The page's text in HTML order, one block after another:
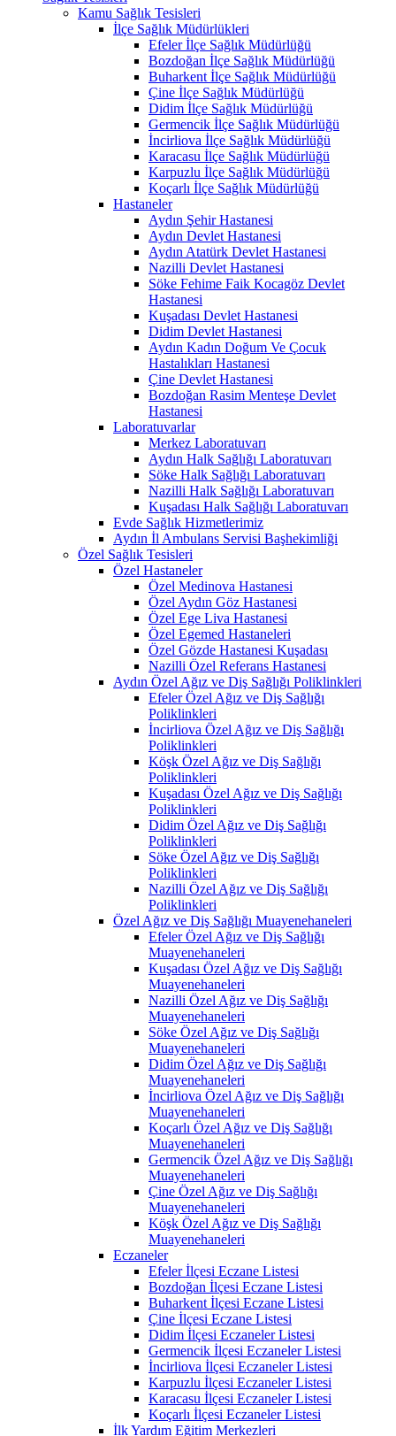
Kamu Sağlık Tesisleri
İlçe Sağlık Müdürlükleri
Efeler İlçe Sağlık Müdürlüğü
Bozdoğan İlçe Sağlık Müdürlüğü
Buharkent İlçe Sağlık Müdürlüğü
Çine İlçe Sağlık Müdürlüğü
Didim İlçe Sağlık Müdürlüğü
Germencik İlçe Sağlık Müdürlüğü
İncirliova İlçe Sağlık Müdürlüğü
Karacasu İlçe Sağlık Müdürlüğü
Karpuzlu İlçe Sağlık Müdürlüğü
Koçarlı İlçe Sağlık Müdürlüğü
Hastaneler
Aydın Şehir Hastanesi
Aydın Devlet Hastanesi
Aydın Atatürk Devlet Hastanesi
Nazilli Devlet Hastanesi
Söke Fehime Faik Kocagöz Devlet
Hastanesi
Kuşadası Devlet Hastanesi
Didim Devlet Hastanesi
Aydın Kadın Doğum Ve Çocuk
Hastalıkları Hastanesi
Çine Devlet Hastanesi
Bozdoğan Rasim Menteşe Devlet
Hastanesi
Laboratuvarlar
Merkez Laboratuvarı
Aydın Halk Sağlığı Laboratuvarı
Söke Halk Sağlığı Laboratuvarı
Nazilli Halk Sağlığı Laboratuvarı
Kuşadası Halk Sağlığı Laboratuvarı
Evde Sağlık Hizmetlerimiz
Aydın İl Ambulans Servisi Başhekimliği
Özel Sağlık Tesisleri
Özel Hastaneler
Özel Medinova Hastanesi
Özel Aydın Göz Hastanesi
Özel Ege Liva Hastanesi
Özel Egemed Hastaneleri
Özel Gözde Hastanesi Kuşadası
Nazilli Özel Referans Hastanesi
Aydın Özel Ağız ve Diş Sağlığı Poliklinkleri
Efeler Özel Ağız ve Diş Sağlığı
Poliklinkleri
İncirliova Özel Ağız ve Diş Sağlığı
Poliklinkleri
Köşk Özel Ağız ve Diş Sağlığı
Poliklinkleri
Kuşadası Özel Ağız ve Diş Sağlığı
Poliklinkleri
Didim Özel Ağız ve Diş Sağlığı
Poliklinkleri
Söke Özel Ağız ve Diş Sağlığı
Poliklinkleri
Nazilli Özel Ağız ve Diş Sağlığı
Poliklinkleri
Özel Ağız ve Diş Sağlığı Muayenehaneleri
Efeler Özel Ağız ve Diş Sağlığı
Muayenehaneleri
Kuşadası Özel Ağız ve Diş Sağlığı
Muayenehaneleri
Nazilli Özel Ağız ve Diş Sağlığı
Muayenehaneleri
Söke Özel Ağız ve Diş Sağlığı
Muayenehaneleri
Didim Özel Ağız ve Diş Sağlığı
Muayenehaneleri
İncirliova Özel Ağız ve Diş Sağlığı
Muayenehaneleri
Koçarlı Özel Ağız ve Diş Sağlığı
Muayenehaneleri
Germencik Özel Ağız ve Diş Sağlığı
Muayenehaneleri
Çine Özel Ağız ve Diş Sağlığı
Muayenehaneleri
Köşk Özel Ağız ve Diş Sağlığı
Muayenehaneleri
Eczaneler
Efeler İlçesi Eczane Listesi
Bozdoğan İlçesi Eczane Listesi
Buharkent İlçesi Eczane Listesi
Çine İlçesi Eczane Listesi
Didim İlçesi Eczaneler Listesi
Germencik İlçesi Eczaneler Listesi
İncirliova İlçesi Eczaneler Listesi
Karpuzlu İlçesi Eczaneler Listesi
Karacasu İlçesi Eczaneler Listesi
Koçarlı İlçesi Eczaneler Listesi
İlk Yardım Eğitim Merkezleri